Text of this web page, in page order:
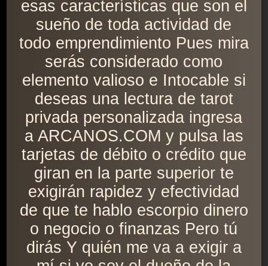
esas características que son el
sueño de toda actividad de
todo emprendimiento Pues mira
serás considerado como
elemento valioso e Intocable si
deseas una lectura de tarot
privada personalizada ingresa
a ARCANOS.COM y pulsa las
tarjetas de débito o crédito que
giran en la parte superior te
exigirán rapidez y efectividad
de que te hablo escorpio dinero
o negocio o finanzas Pero tú
dirás Y quién me va a exigir a